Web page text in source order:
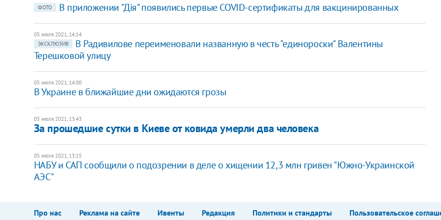
ФОТО
В приложении "Дія" появились первые COVID-сертификаты для вакцинированных
05 июля 2021, 14:14
ЭКСКЛЮЗИВ
В Радивилове переименовали названную в честь "единороски" Валентины
Терешковой улицу
05 июля 2021, 14:00
В Украине в ближайшие дни ожидаются грозы
05 июля 2021, 13:43
За прошедшие сутки в Киеве от ковида умерли два человека
05 июля 2021, 13:15
​НАБУ и САП сообщили о подозрении в деле о хищении 12,3 млн гривен "Южно-Украинской
АЭС"
Про нас Реклама на сайте Ивенты Редакция Политики и стандарты Пользовательское